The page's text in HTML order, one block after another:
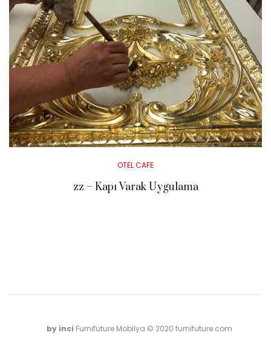
Posted
OTEL CAFE
zz – Kapı Varak Uygulama
by inci Furnifuture Mobilya © 2020 furnifuture.com